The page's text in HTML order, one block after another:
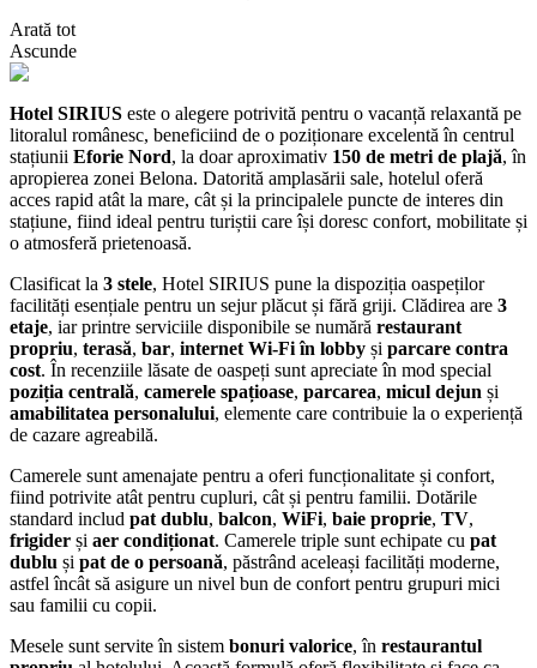
Arată tot
Ascunde
Hotel SIRIUS este o alegere potrivită pentru o vacanță relaxantă pe
litoralul românesc, beneficiind de o poziționare excelentă în centrul
stațiunii Eforie Nord, la doar aproximativ 150 de metri de plajă, în
apropierea zonei Belona. Datorită amplasării sale, hotelul oferă
acces rapid atât la mare, cât și la principalele puncte de interes din
stațiune, fiind ideal pentru turiștii care își doresc confort, mobilitate și
o atmosferă prietenoasă.
Clasificat la 3 stele, Hotel SIRIUS pune la dispoziția oaspeților
facilități esențiale pentru un sejur plăcut și fără griji. Clădirea are 3
etaje, iar printre serviciile disponibile se numără restaurant
propriu, terasă, bar, internet Wi‑Fi în lobby și parcare contra
cost. În recenziile lăsate de oaspeți sunt apreciate în mod special
poziția centrală, camerele spațioase, parcarea, micul dejun și
amabilitatea personalului, elemente care contribuie la o experiență
de cazare agreabilă.
Camerele sunt amenajate pentru a oferi funcționalitate și confort,
fiind potrivite atât pentru cupluri, cât și pentru familii. Dotările
standard includ pat dublu, balcon, WiFi, baie proprie, TV,
frigider și aer condiționat. Camerele triple sunt echipate cu pat
dublu și pat de o persoană, păstrând aceleași facilități moderne,
astfel încât să asigure un nivel bun de confort pentru grupuri mici
sau familii cu copii.
Mesele sunt servite în sistem bonuri valorice, în restaurantul